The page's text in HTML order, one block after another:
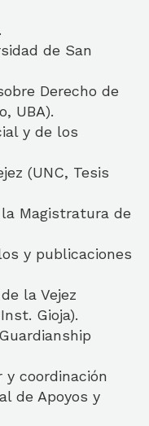
de San
Derecho de
UBA).
y de los
(UNC, Tesis
Magistratura de
y publicaciones
la Vejez
Gioja).
y coordinación
de Apoyos y